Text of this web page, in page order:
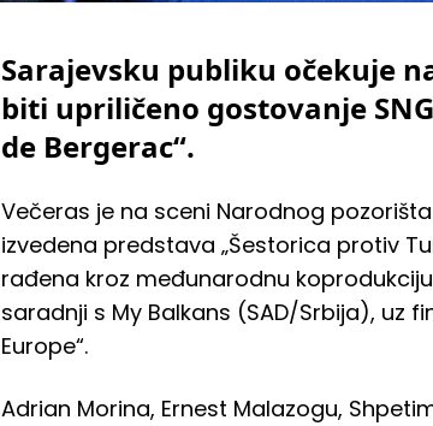
Sarajevsku publiku očekuje
biti upriličeno gostovanje
de Bergerac“.
Večeras je na sceni Narodnog
izvedena predstava „Šestorica protiv
rađena kroz međunarodnu
saradnji s My Balkans (SAD/Srbija), uz
Europe“.​
Adrian Morina, Ernest Malazogu,